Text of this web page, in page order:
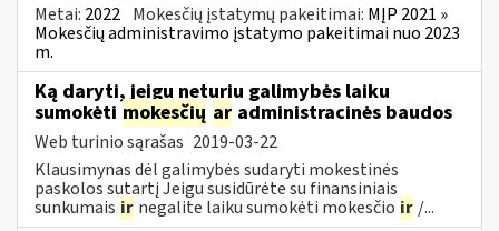
Metai: 2022 Mokesčių įstatymų pakeitimai: MĮP 2021 »
Mokesčių administravimo įstatymo pakeitimai nuo 2023
m.
Ką daryti, jeigu neturiu galimybės laiku
sumokėti mokesčių ar administracinės baudos
Web turinio sąrašas 2019-03-22
Klausimynas dėl galimybės sudaryti mokestinės
paskolos sutartį Jeigu susidūrėte su finansiniais
sunkumais ir negalite laiku sumokėti mokesčio ir /...